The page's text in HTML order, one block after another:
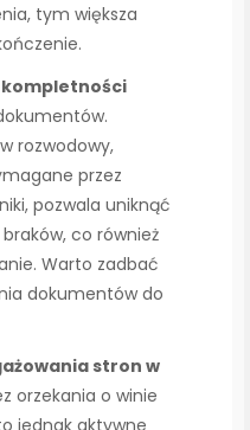
tym większa
kompletności
rozwodowy,
przez
pozwala uniknąć
co również
Warto zadbać
dokumentów do
stron w
orzekania o winie